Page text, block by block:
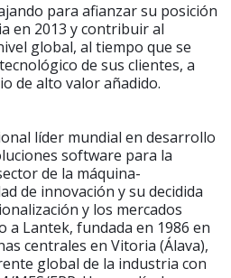
para afianzar su posición
en 2013 y contribuir al
global, al tiempo que se
de sus clientes, a
de alto valor añadido.
líder mundial en desarrollo
software para la
de la máquina-
de innovación y su decidida
y los mercados
a Lantek, fundada en 1986 en
centrales en Vitoria (Álava),
global de la industria con